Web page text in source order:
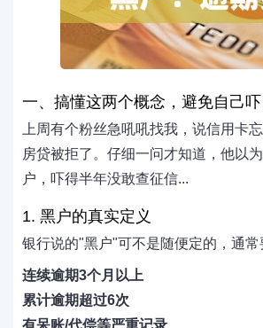
一、搞懂这两个概念，避免自己
上周有个粉丝急吼吼找我，说信用卡
房贷被拒了。仔细一问才知道，他以
户，吓得半年没敢查征信...
1. 黑户的真实定义
银行说的"黑户"可不是随便定的，通常
连续逾期3个月以上
累计逾期超过6次
有呆账/代偿等严重记录